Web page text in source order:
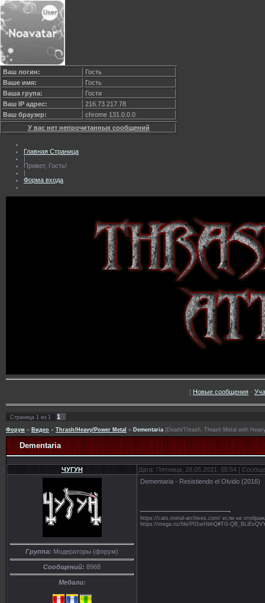
Ваш логин:
Гость
Ваше имя:
Гость
Ваша група:
Гости
Ваш IP адрес:
216.73.217.78
Ваш браузер:
chrome 131.0.0.0
У вас нет непрочитанных сообщений
Главная Страница
|
Привет, Гость!
|
Форма входа
[ Новые сообщения ·
Страница 1 из 1 1
Форум » Видео » Thrash/Heavy/Power Metal » Dementaria (Death/Thrash, Thrash Metal with
Dementaria
ЧУГУН Дата: Пятница, 28.05.2021, 05:54 |
Группа: Модераторы (форум)
Сообщений: 8968
Медали:
Dementaria - Resistiendo el Olvido (2016)
https://cats.metal-archives.com/ если не
https://mega.nz/file/P01wHbhQ#TG-